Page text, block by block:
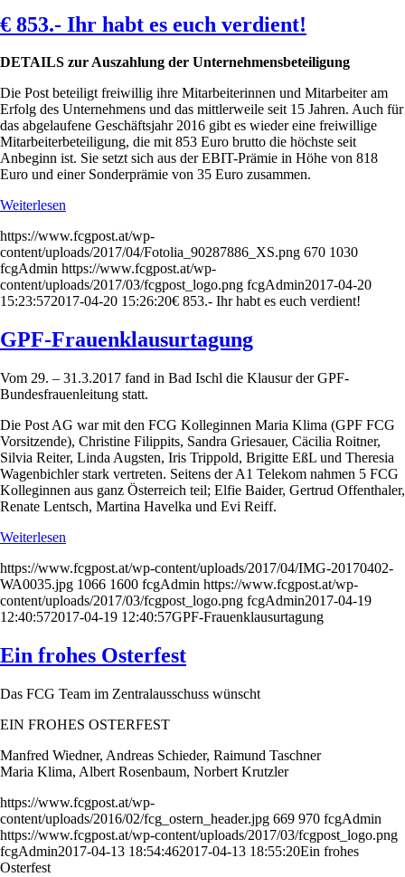
€ 853.- Ihr habt es euch verdient!
DETAILS zur Auszahlung der Unternehmensbeteiligung
Die Post beteiligt freiwillig ihre Mitarbeiterinnen und Mitarbeiter am
Erfolg des Unternehmens und das mittlerweile seit 15 Jahren. Auch für
das abgelaufene Geschäftsjahr 2016 gibt es wieder eine freiwillige
Mitarbeiterbeteiligung, die mit 853 Euro brutto die höchste seit
Anbeginn ist. Sie setzt sich aus der EBIT-Prämie in Höhe von 818
Euro und einer Sonderprämie von 35 Euro zusammen.
Weiterlesen
https://www.fcgpost.at/wp-
content/uploads/2017/04/Fotolia_90287886_XS.png 670 1030
fcgAdmin https://www.fcgpost.at/wp-
content/uploads/2017/03/fcgpost_logo.png fcgAdmin2017-04-20
15:23:572017-04-20 15:26:20€ 853.- Ihr habt es euch verdient!
GPF-Frauenklausurtagung
Vom 29. – 31.3.2017 fand in Bad Ischl die Klausur der GPF-
Bundesfrauenleitung statt.
Die Post AG war mit den FCG Kolleginnen Maria Klima (GPF FCG
Vorsitzende), Christine Filippits, Sandra Griesauer, Cäcilia Roitner,
Silvia Reiter, Linda Augsten, Iris Trippold, Brigitte EßL und Theresia
Wagenbichler stark vertreten. Seitens der A1 Telekom nahmen 5 FCG
Kolleginnen aus ganz Österreich teil; Elfie Baider, Gertrud Offenthaler,
Renate Lentsch, Martina Havelka und Evi Reiff.
Weiterlesen
https://www.fcgpost.at/wp-content/uploads/2017/04/IMG-20170402-
WA0035.jpg 1066 1600 fcgAdmin https://www.fcgpost.at/wp-
content/uploads/2017/03/fcgpost_logo.png fcgAdmin2017-04-19
12:40:572017-04-19 12:40:57GPF-Frauenklausurtagung
Ein frohes Osterfest
Das FCG Team im Zentralausschuss wünscht
EIN FROHES OSTERFEST
Manfred Wiedner, Andreas Schieder, Raimund Taschner
Maria Klima, Albert Rosenbaum, Norbert Krutzler
https://www.fcgpost.at/wp-
content/uploads/2016/02/fcg_ostern_header.jpg 669 970 fcgAdmin
https://www.fcgpost.at/wp-content/uploads/2017/03/fcgpost_logo.png
fcgAdmin2017-04-13 18:54:462017-04-13 18:55:20Ein frohes
Osterfest